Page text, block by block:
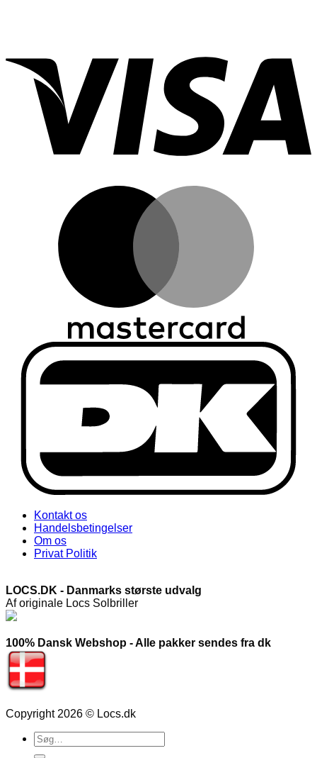
Kontakt os
Handelsbetingelser
Om os
Privat Politik
LOCS.DK - Danmarks største udvalg
Af originale Locs Solbriller
100% Dansk Webshop - Alle pakker sendes fra dk
Copyright 2026 © Locs.dk
Søg
efter: